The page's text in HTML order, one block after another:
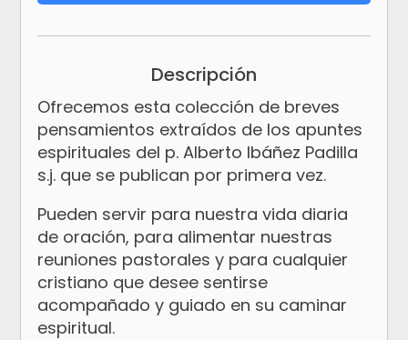
Descripción
Ofrecemos esta colección de breves
pensamientos extraídos de los apuntes
espirituales del p. Alberto Ibáñez Padilla
s.j. que se publican por primera vez.
Pueden servir para nuestra vida diaria
de oración, para alimentar nuestras
reuniones pastorales y para cualquier
cristiano que desee sentirse
acompañado y guiado en su caminar
espiritual.